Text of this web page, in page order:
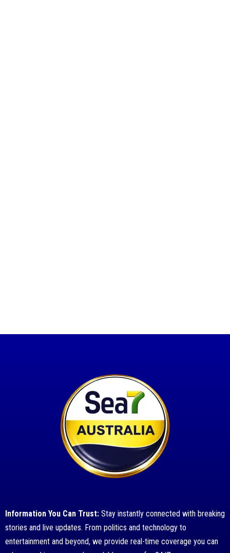
Information You Can Trust: Stay instantly connected with breaking
stories and live updates. From politics and technology to
entertainment and beyond, we provide real-time coverage you can